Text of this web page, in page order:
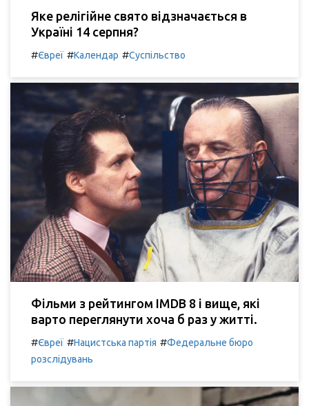
Яке релігійне свято відзначається в
Україні 14 серпня?
#Євреї #Календар #Суспільство
Фільми з рейтингом IMDB 8 і вище, які
варто переглянути хоча б раз у житті.
#Євреї #Нацистська партія #Федеральне бюро
розслідувань